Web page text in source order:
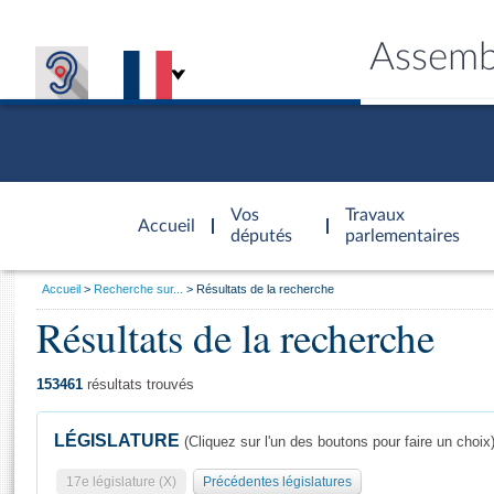
Accueil
d'accueil
Vos
députés
Travaux
parlementaires
Général
Vous
Accueil Recherche sur... Résultats de la recherche
Résultats de la recherche
153461 résultats trouvés
LÉGISLATURE (Cliquez sur l'un des boutons pour faire un choix)
17e législature (X) Précédentes législatures